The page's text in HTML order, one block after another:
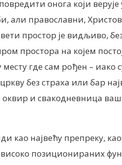
онога који верује
али православни,
простор је видљиво,
простора на којем
где сам рођен – иако
без страха или бар
оквир и свакодневница
као највећу препреку,
високо позиционираних